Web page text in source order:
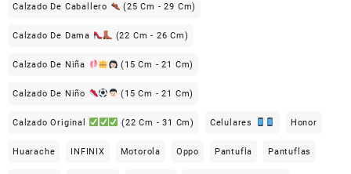
Calzado De Caballero (25 Cm - 29 Cm)
Calzado De Dama (22 Cm - 26 Cm)
Calzado De Niña (15 Cm - 21 Cm)
Calzado De Niño (15 Cm - 21 Cm)
Calzado Original (22 Cm - 31 Cm) Celulares Honor
Huarache INFINIX Motorola Oppo Pantufla Pantuflas